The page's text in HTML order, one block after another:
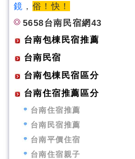
鏡 ， 俗！快！
5658台南民宿網43
台南包棟民宿推薦
台南民宿
台南包棟民宿區分
台南住宿推薦區分
台南住宿推薦
台南民宿推薦
台南平價住宿
台南住宿親子